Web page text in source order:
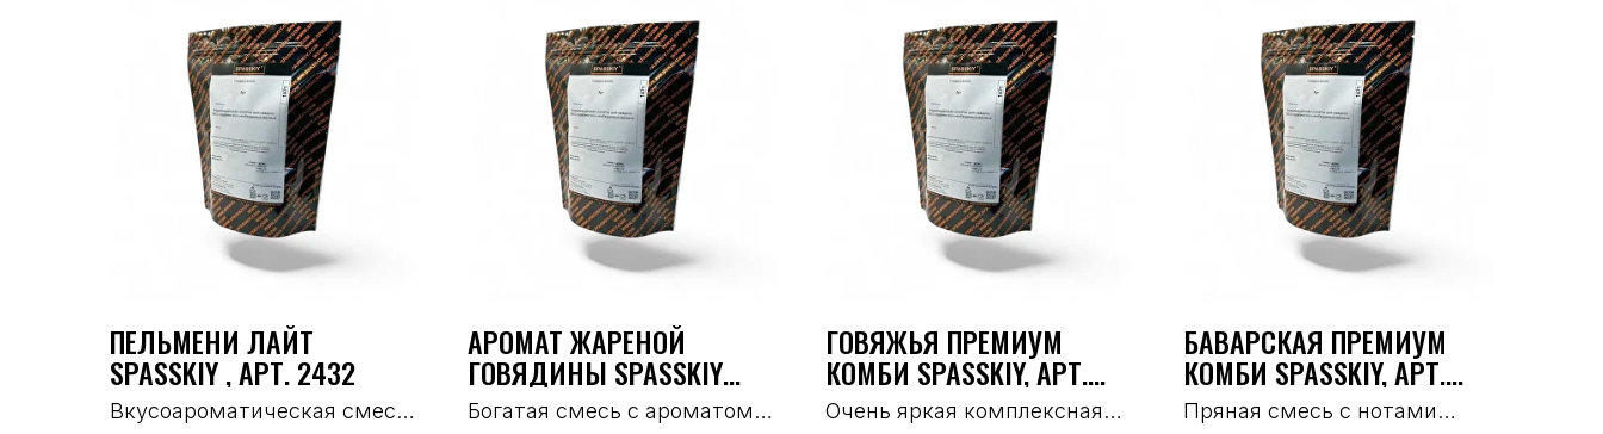
ПЕЛЬМЕНИ ЛАЙТ
SPASSKIY , АРТ. 2432
Вкусоароматическая смесь
АРОМАТ ЖАРЕНОЙ
ГОВЯДИНЫ SPASSKIY
АРТ. 1489
Богатая смесь с ароматом
ГОВЯЖЬЯ ПРЕМИУМ
КОМБИ SPASSKIY, АРТ.
1520
Очень яркая комплексная
БАВАРСКАЯ ПРЕМИУМ
КОМБИ SPASSKIY, АРТ.
2219
Пряная смесь с нотами